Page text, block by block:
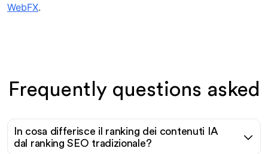
WebFX.
Frequently questions asked
In cosa differisce il ranking dei contenuti IA
dal ranking SEO tradizionale?